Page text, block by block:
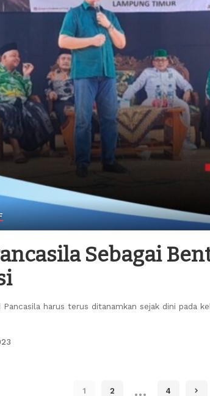
Sebagai
harus terus ditanamkan sejak dini pada
1 2 … 4